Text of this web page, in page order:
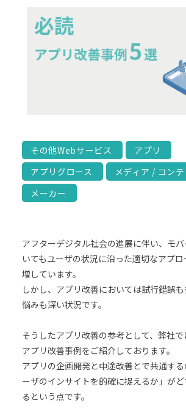
その他Webサービス
アプリ
アプリグロース
メディア / コン
メーカー
アフターデジタル社会の進展に伴い、モ
いてもユーザの状況に沿った適切なアプ
増しています。
しかし、アプリ改善においては試行錯誤
悩みも深い状況です。
そうしたアプリ改善の参考として、弊社
アプリ改善事例をご紹介しております。
アプリの企画開発と中途改善とで共通す
ーザのインサイトを的確に捉えるか」が
るという点です。